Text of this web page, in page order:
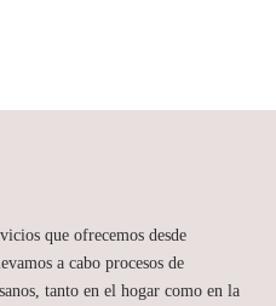
que ofrecemos desde
a cabo procesos de
tanto en el hogar como en la